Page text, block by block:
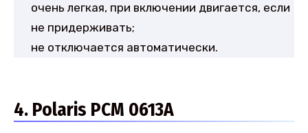
очень легкая, при включении двигается, если
не придерживать;
не отключается автоматически.
4. Polaris PCM 0613A